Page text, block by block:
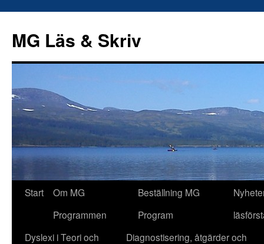
innehåll
MG Läs & Skriv
Start
Om MG
Programmen
Beställning MG
Program
Dyslexi i Teori och
Diagnostisering, åtgärder och